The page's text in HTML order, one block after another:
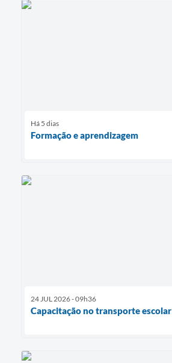
Há 5 dias
Formação e aprendizagem
24 JUL 2026 - 09h36
Capacitação no transporte escolar